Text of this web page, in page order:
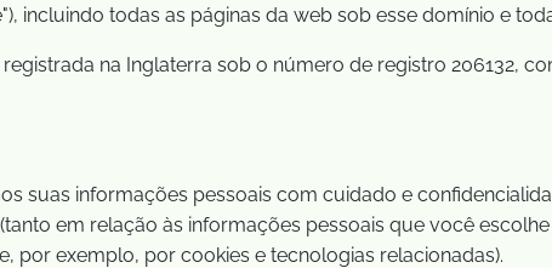
incluindo todas as páginas da web sob esse domínio e
na Inglaterra sob o número de registro 206132,
suas informações pessoais com cuidado e
em relação às informações pessoais que você
por exemplo, por cookies e tecnologias relacionadas).